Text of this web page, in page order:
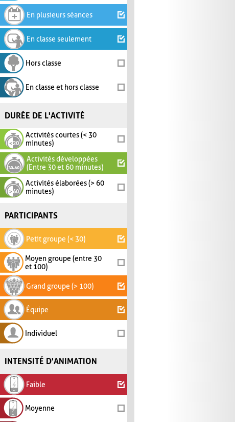
En plusieurs séances
En classe seulement
Hors classe
En classe et hors classe
DURÉE DE L'ACTIVITÉ
Activités courtes (< 30
minutes)
Activités développées
(Entre 30 et 60 minutes)
Activités élaborées (> 60
minutes)
PARTICIPANTS
Petit groupe (< 30)
Moyen groupe (entre 30
et 100)
Grand groupe (> 100)
Équipe
Individuel
INTENSITÉ D'ANIMATION
Faible
Moyenne